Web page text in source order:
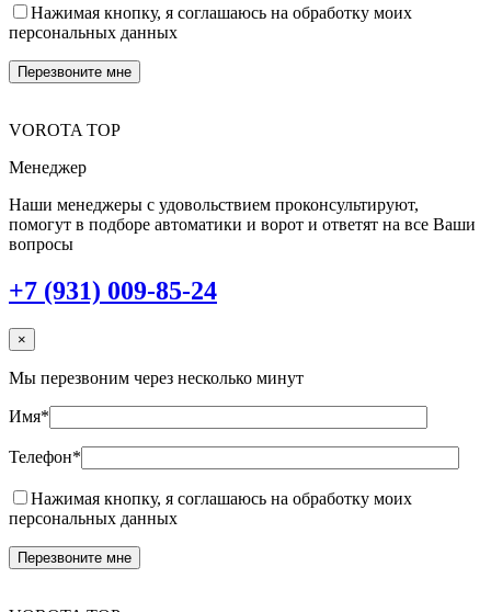
Нажимая кнопку, я соглашаюсь на обработку моих
персональных данных
VOROTA TOP
Менеджер
Наши менеджеры с удовольствием проконсультируют,
помогут в подборе автоматики и ворот и ответят на все Ваши
вопросы
+7 (931) 009-85-24
×
Мы перезвоним через несколько минут
Имя*
Телефон*
Нажимая кнопку, я соглашаюсь на обработку моих
персональных данных